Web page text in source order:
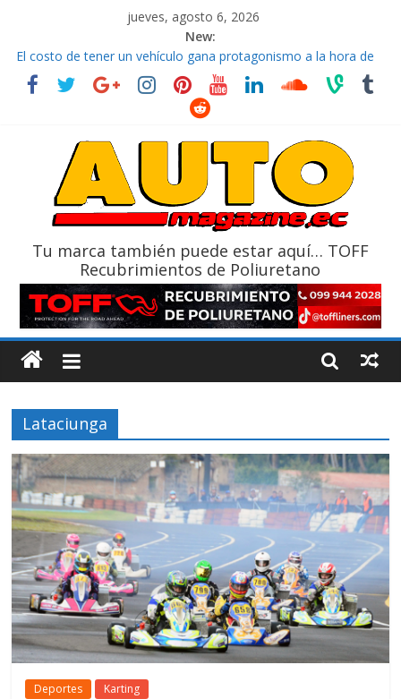
jueves, agosto 6, 2026
New:
El costo de tener un vehículo gana protagonismo a la hora de
decidir
Ultima película ‘Spider‑Man: Brand New Day’ pone en escena a
La Vuelta al Ecuador 2026, edición 47ª, recorre 7 provincias en 8
La FEDAK recibe 12 Sinotruk Bolden para cubrir las rutas de La
Tu marca también puede estar aquí… TOFF
Recubrimientos de Poliuretano
Lataciunga
Deportes Karting